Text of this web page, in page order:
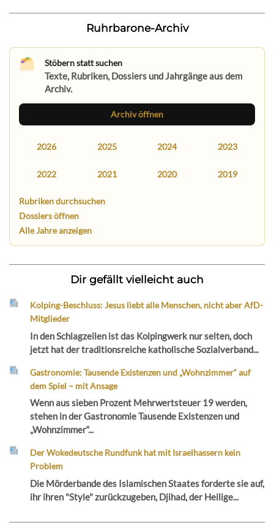
Ruhrbarone-Archiv
Stöbern statt suchen
Texte, Rubriken, Dossiers und Jahrgänge aus dem
Archiv.
Archiv öffnen
2026 2025 2024 2023
2022 2021 2020 2019
Rubriken durchsuchen
Dossiers öffnen
Alle Jahre anzeigen
Dir gefällt vielleicht auch
Kolping-Beschluss: Jesus liebt alle Menschen, nicht aber AfD-
Mitglieder
In den Schlagzeilen ist das Kolpingwerk nur selten, doch
jetzt hat der traditionsreiche katholische Sozialverband...
Gastronomie: Tausende Existenzen und „Wohnzimmer“ auf
dem Spiel – mit Ansage
Wenn aus sieben Prozent Mehrwertsteuer 19 werden,
stehen in der Gastronomie Tausende Existenzen und
„Wohnzimmer“...
Der Wokedeutsche Rundfunk hat mit Israelhassern kein
Problem
Die Mörderbande des Islamischen Staates forderte sie auf,
ihr ihren "Style" zurückzugeben, Djihad, der Heilige...